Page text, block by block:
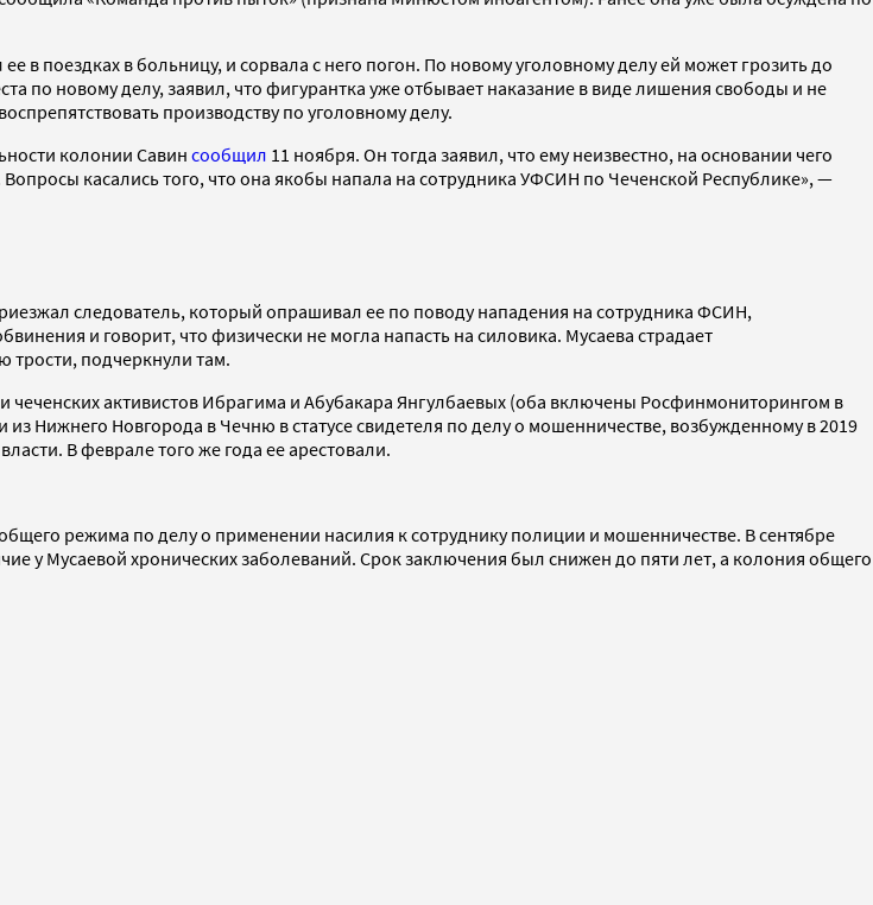
поездках в больницу, и сорвала с него погон. По новому уголовному делу ей может грозить до
по новому делу, заявил, что фигурантка уже отбывает наказание в виде лишения свободы и не
производству по уголовному делу.
колонии Савин сообщил 11 ноября. Он тогда заявил, что ему неизвестно, на основании чего
касались того, что она якобы напала на сотрудника УФСИН по Чеченской Республике», —
следователь, который опрашивал ее по поводу нападения на сотрудника ФСИН,
и говорит, что физически не могла напасть на силовика. Мусаева страдает
трости, подчеркнули там.
активистов Ибрагима и Абубакара Янгулбаевых (оба включены Росфинмониторингом в
Нижнего Новгорода в Чечню в статусе свидетеля по делу о мошенничестве, возбужденному в 2019
В феврале того же года ее арестовали.
режима по делу о применении насилия к сотруднику полиции и мошенничестве. В сентябре
у Мусаевой хронических заболеваний. Срок заключения был снижен до пяти лет, а колония общего